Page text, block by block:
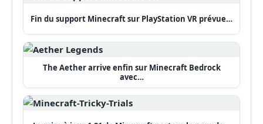
Fin du support Minecraft sur PlayStation VR prévue…
The Aether arrive enfin sur Minecraft Bedrock
avec…